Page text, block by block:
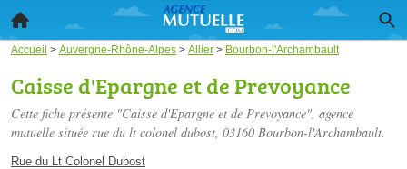
Accueil > Auvergne-Rhône-Alpes > Allier > Bourbon-l'Archambault
Caisse d'Epargne et de Prevoyance
Cette fiche présente "Caisse d'Epargne et de Prevoyance", agence
mutuelle située rue du lt colonel dubost, 03160 Bourbon-l'Archambault.
Rue du Lt Colonel Dubost